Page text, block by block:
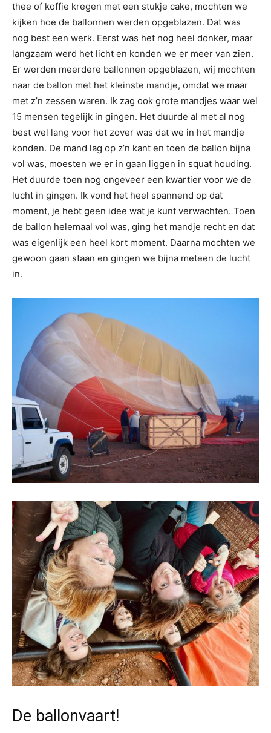
thee of koffie kregen met een stukje cake, mochten we
kijken hoe de ballonnen werden opgeblazen. Dat was
nog best een werk. Eerst was het nog heel donker, maar
langzaam werd het licht en konden we er meer van zien.
Er werden meerdere ballonnen opgeblazen, wij mochten
naar de ballon met het kleinste mandje, omdat we maar
met z’n zessen waren. Ik zag ook grote mandjes waar wel
15 mensen tegelijk in gingen. Het duurde al met al nog
best wel lang voor het zover was dat we in het mandje
konden. De mand lag op z’n kant en toen de ballon bijna
vol was, moesten we er in gaan liggen in squat houding.
Het duurde toen nog ongeveer een kwartier voor we de
lucht in gingen. Ik vond het heel spannend op dat
moment, je hebt geen idee wat je kunt verwachten. Toen
de ballon helemaal vol was, ging het mandje recht en dat
was eigenlijk een heel kort moment. Daarna mochten we
gewoon gaan staan en gingen we bijna meteen de lucht
in.
De ballonvaart!